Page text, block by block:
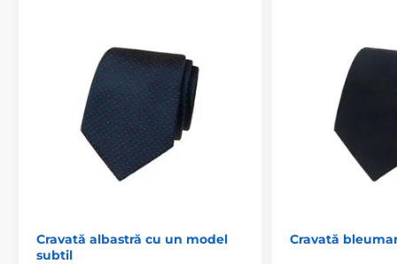
Cravată albastră cu un model
subtil
Cravată